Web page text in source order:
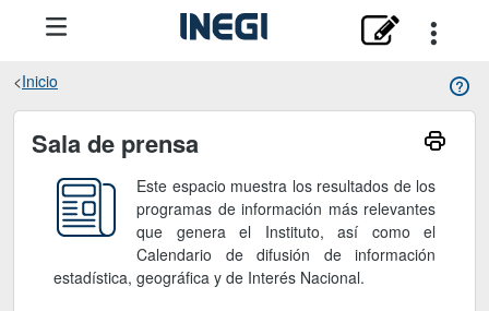
Inicio
Sala de prensa
Sala de prensa
Este espacio muestra los resultados de los
programas de información más relevantes
que genera el Instituto, así como el
Calendario de difusión de información
estadística, geográfica y de Interés Nacional.